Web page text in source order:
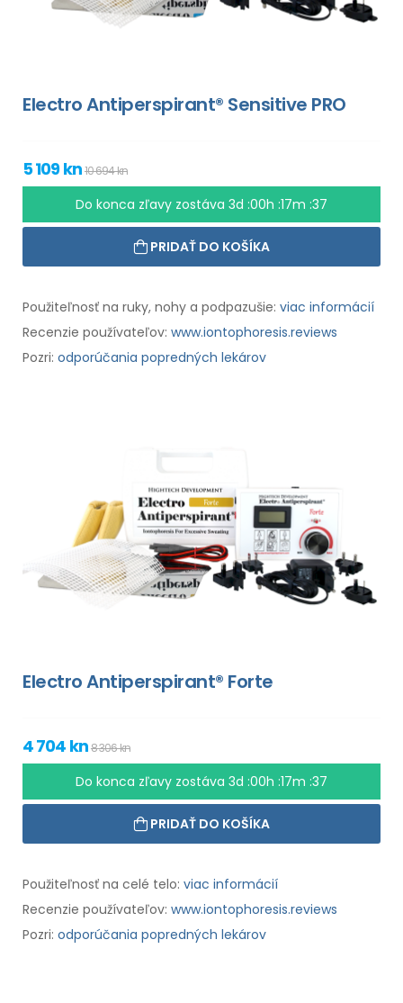
Electro Antiperspirant® Sensitive PRO
5 109 kn10 694 kn
Do konca zľavy zostáva 3d :00h :17m :36
PRIDAŤ DO KOŠÍKA
Použiteľnosť na ruky, nohy a podpazušie: viac informácií
Recenzie používateľov: www.iontophoresis.reviews
Pozri: odporúčania popredných lekárov
Electro Antiperspirant® Forte
4 704 kn8 306 kn
Do konca zľavy zostáva 3d :00h :17m :36
PRIDAŤ DO KOŠÍKA
Použiteľnosť na celé telo: viac informácií
Recenzie používateľov: www.iontophoresis.reviews
Pozri: odporúčania popredných lekárov